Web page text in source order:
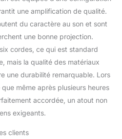
une amplification de qualité.
du caractère au son et sont
une bonne projection.
cordes, ce qui est standard
mais la qualité des matériaux
une durabilité remarquable. Lors
même après plusieurs heures
accordée, un atout non
exigeants.
clients